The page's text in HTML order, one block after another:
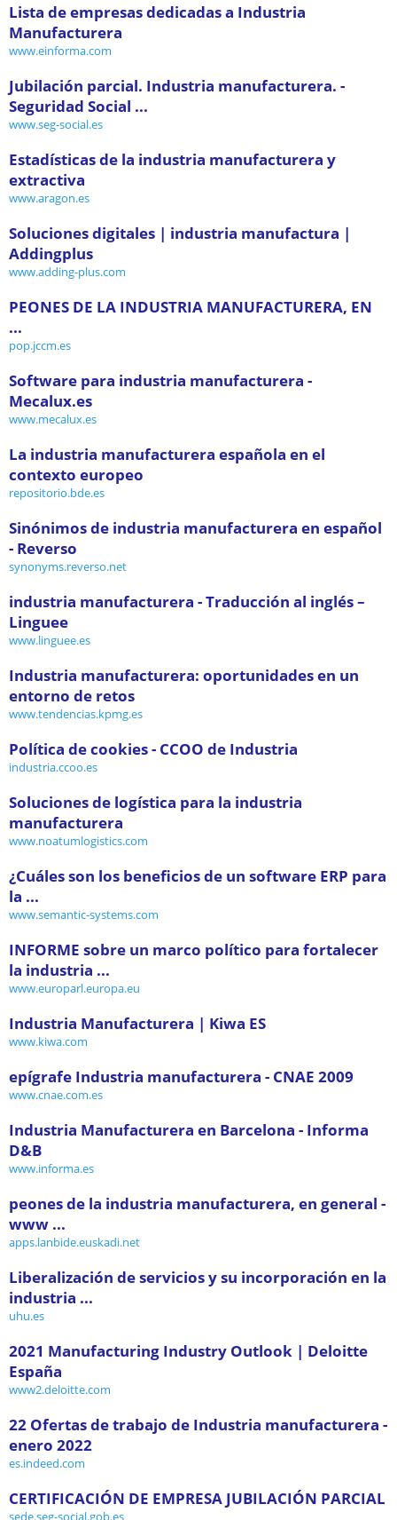
Lista de empresas dedicadas a Industria
Manufacturera
www.einforma.com
Jubilación parcial. Industria manufacturera. -
Seguridad Social ...
www.seg-social.es
Estadísticas de la industria manufacturera y
extractiva
www.aragon.es
Soluciones digitales | industria manufactura |
Addingplus
www.adding-plus.com
PEONES DE LA INDUSTRIA MANUFACTURERA, EN
...
pop.jccm.es
Software para industria manufacturera -
Mecalux.es
www.mecalux.es
La industria manufacturera española en el
contexto europeo
repositorio.bde.es
Sinónimos de industria manufacturera en español
- Reverso
synonyms.reverso.net
industria manufacturera - Traducción al inglés –
Linguee
www.linguee.es
Industria manufacturera: oportunidades en un
entorno de retos
www.tendencias.kpmg.es
Política de cookies - CCOO de Industria
industria.ccoo.es
Soluciones de logística para la industria
manufacturera
www.noatumlogistics.com
¿Cuáles son los beneficios de un software ERP para
la ...
www.semantic-systems.com
INFORME sobre un marco político para fortalecer
la industria ...
www.europarl.europa.eu
Industria Manufacturera | Kiwa ES
www.kiwa.com
epígrafe Industria manufacturera - CNAE 2009
www.cnae.com.es
Industria Manufacturera en Barcelona - Informa
D&B
www.informa.es
peones de la industria manufacturera, en general -
www ...
apps.lanbide.euskadi.net
Liberalización de servicios y su incorporación en la
industria ...
uhu.es
2021 Manufacturing Industry Outlook | Deloitte
España
www2.deloitte.com
22 Ofertas de trabajo de Industria manufacturera -
enero 2022
es.indeed.com
CERTIFICACIÓN DE EMPRESA JUBILACIÓN PARCIAL
sede.seg-social.gob.es